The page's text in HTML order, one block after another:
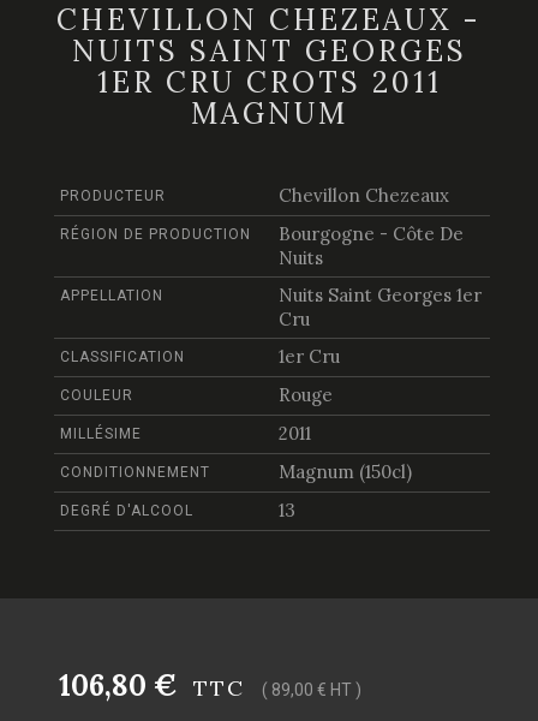
CHEVILLON CHEZEAUX -
NUITS SAINT GEORGES
1ER CRU CROTS 2011
MAGNUM
PRODUCTEUR Chevillon Chezeaux
RÉGION DE PRODUCTION
Bourgogne - Côte De
Nuits
APPELLATION
Nuits Saint Georges 1er
Cru
CLASSIFICATION 1er Cru
COULEUR Rouge
MILLÉSIME 2011
CONDITIONNEMENT Magnum (150cl)
DEGRÉ D'ALCOOL 13
106,80 € TTC ( 89,00 € HT )